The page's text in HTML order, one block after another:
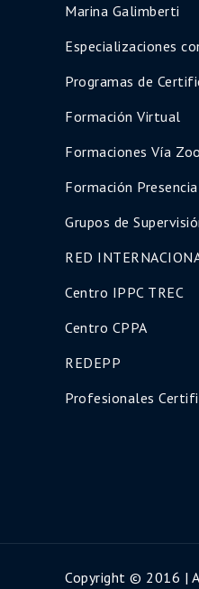
Marina Galimberti
Especializaciones
Programas de
Formación Virtual
Formaciones Vía
Formación
Grupos de
RED
Centro IPPC TREC
Centro CPPA
REDEPP
Profesionales
Copyright © 2016 |